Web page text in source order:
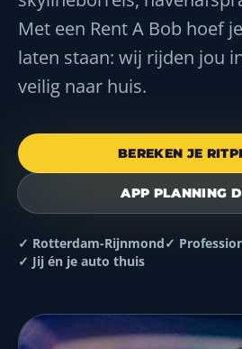
Met een Rent A Bob hoef
laten staan: wij rijden jou
veilig naar huis.
BEREKEN JE
APP PLANNING
✓ Rotterdam-Rijnmond✓
✓ Jij én je auto thuis